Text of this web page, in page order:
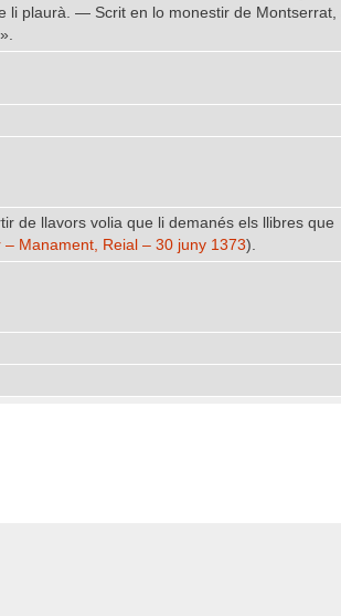
li plaurà. — Scrit en lo monestir de Montserrat,
».
de llavors volia que li demanés els llibres que
Manament, Reial – 30 juny 1373).